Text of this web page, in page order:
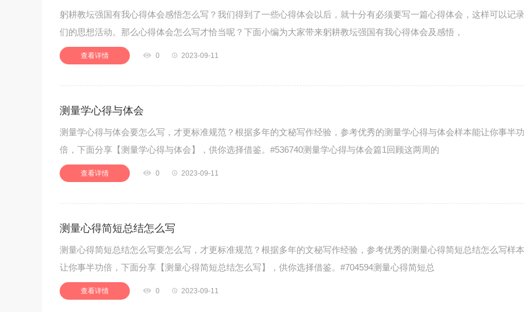
躬耕教坛强国有我心得体会感悟怎么写？我们得到了一些心得体会以后，就十分有必须要写一篇心得体会，这样可以记
们的思想活动。那么心得体会怎么写才恰当呢？下面小编为大家带来躬耕教坛强国有我心得体会及感悟，
查看详情  0  2023-09-11
测量学心得与体会
测量学心得与体会要怎么写，才更标准规范？根据多年的文秘写作经验，参考优秀的测量学心得与体会样本能让你事半功
倍，下面分享【测量学心得与体会】，供你选择借鉴。#536740测量学心得与体会篇1回顾这两周的
查看详情  0  2023-09-11
测量心得简短总结怎么写
测量心得简短总结怎么写要怎么写，才更标准规范？根据多年的文秘写作经验，参考优秀的测量心得简短总结怎么写样
让你事半功倍，下面分享【测量心得简短总结怎么写】，供你选择借鉴。#704594测量心得简短总
查看详情  0  2023-09-11